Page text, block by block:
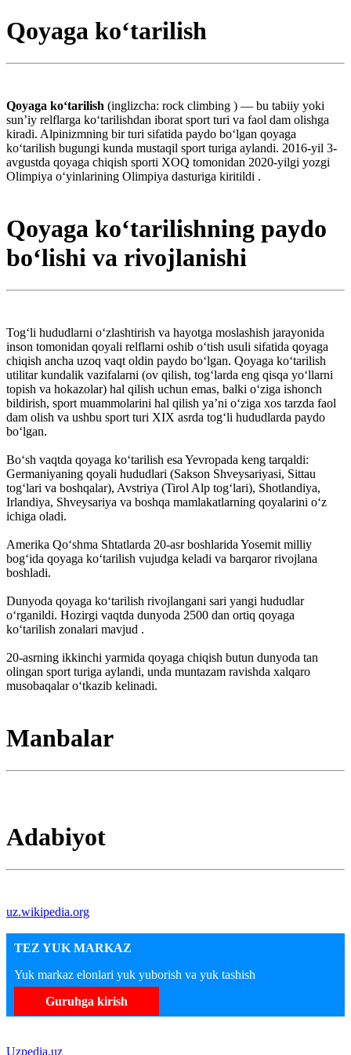
Qoyaga ko‘tarilish
Qoyaga ko‘tarilish (inglizcha: rock climbing ) — bu tabiiy yoki
sun’iy relflarga ko‘tarilishdan iborat sport turi va faol dam olishga
kiradi. Alpinizmning bir turi sifatida paydo bo‘lgan qoyaga
ko‘tarilish bugungi kunda mustaqil sport turiga aylandi. 2016-yil 3-
avgustda qoyaga chiqish sporti XOQ tomonidan 2020-yilgi yozgi
Olimpiya o‘yinlarining Olimpiya dasturiga kiritildi .
Qoyaga ko‘tarilishning paydo
bo‘lishi va rivojlanishi
Tog‘li hududlarni o‘zlashtirish va hayotga moslashish jarayonida
inson tomonidan qoyali relflarni oshib o‘tish usuli sifatida qoyaga
chiqish ancha uzoq vaqt oldin paydo bo‘lgan. Qoyaga ko‘tarilish
utilitar kundalik vazifalarni (ov qilish, tog‘larda eng qisqa yo‘llarni
topish va hokazolar) hal qilish uchun emas, balki o‘ziga ishonch
bildirish, sport muammolarini hal qilish ya’ni o‘ziga xos tarzda faol
dam olish va ushbu sport turi XIX asrda tog‘li hududlarda paydo
bo‘lgan.
Bo‘sh vaqtda qoyaga ko‘tarilish esa Yevropada keng tarqaldi:
Germaniyaning qoyali hududlari (Sakson Shveysariyasi, Sittau
tog‘lari va boshqalar), Avstriya (Tirol Alp tog‘lari), Shotlandiya,
Irlandiya, Shveysariya va boshqa mamlakatlarning qoyalarini o‘z
ichiga oladi.
Amerika Qo‘shma Shtatlarda 20-asr boshlarida Yosemit milliy
bog‘ida qoyaga ko‘tarilish vujudga keladi va barqaror rivojlana
boshladi.
Dunyoda qoyaga ko‘tarilish rivojlangani sari yangi hududlar
o‘rganildi. Hozirgi vaqtda dunyoda 2500 dan ortiq qoyaga
ko‘tarilish zonalari mavjud .
20-asrning ikkinchi yarmida qoyaga chiqish butun dunyoda tan
olingan sport turiga aylandi, unda muntazam ravishda xalqaro
musobaqalar o‘tkazib kelinadi.
Manbalar
Adabiyot
uz.wikipedia.org
TEZ YUK MARKAZ
Yuk markaz elonlari yuk yuborish va yuk tashish
Guruhga kirish
Uzpedia.uz